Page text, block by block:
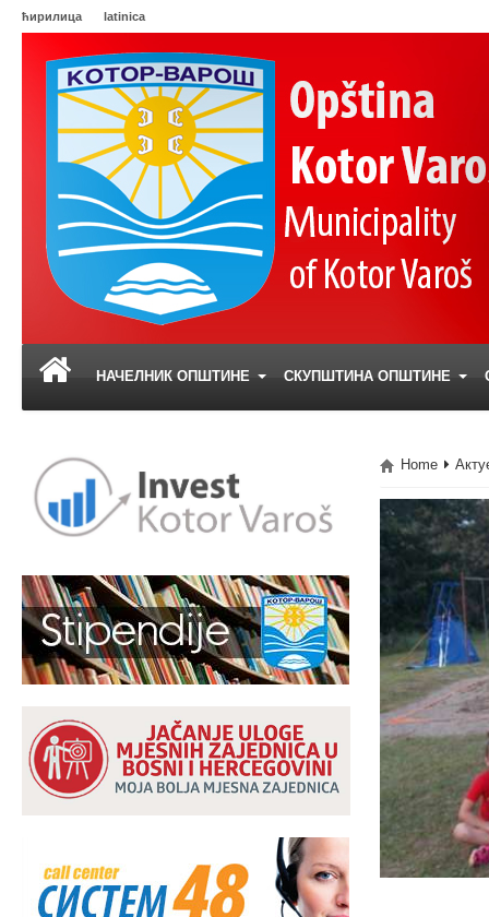
ћирилица latinica
НАЧЕЛНИК ОПШТИНЕ СКУПШТИНА ОПШТИНЕ
Home